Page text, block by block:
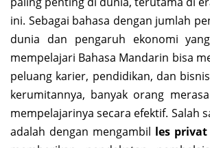
ini. Sebagai bahasa dengan jumlah
dunia dan pengaruh ekonomi
mempelajari Bahasa Mandarin bisa
peluang karier, pendidikan, dan
kerumitannya, banyak orang
mempelajarinya secara efektif. Salah
adalah dengan mengambil les